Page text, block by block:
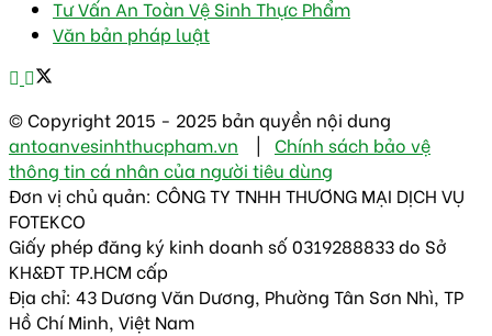
Tư Vấn An Toàn Vệ Sinh Thực Phẩm
Văn bản pháp luật
© Copyright 2015 - 2025 bản quyền nội dung
antoanvesinhthucpham.vn | Chính sách bảo vệ
thông tin cá nhân của người tiêu dùng
Đơn vị chủ quản: CÔNG TY TNHH THƯƠNG MẠI DỊCH VỤ
FOTEKCO
Giấy phép đăng ký kinh doanh số 0319288833 do Sở
KH&ĐT TP.HCM cấp
Địa chỉ: 43 Dương Văn Dương, Phường Tân Sơn Nhì, TP
Hồ Chí Minh, Việt Nam